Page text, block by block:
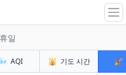
일
AQI 🕌 기도 시간 🎉